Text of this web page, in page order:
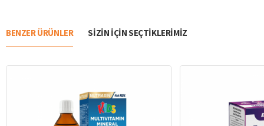
BENZER ÜRÜNLER SIZIN IÇIN SEÇTIKLERIMIZ